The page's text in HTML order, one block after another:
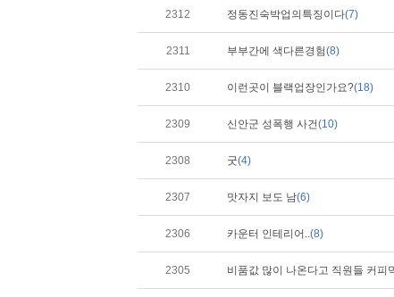
2312 정동진숙박업의특징이다(7)
2311 부부간에 색다른경험(8)
2310 이런곳이 블랙업장인가요?(18)
2309 신안군 성폭행 사건(10)
2308 굿(4)
2307 맛자지 보도 남(6)
2306 카운터 인테리어..(8)
2305 비품값 많이 나온다고 직원들 커피